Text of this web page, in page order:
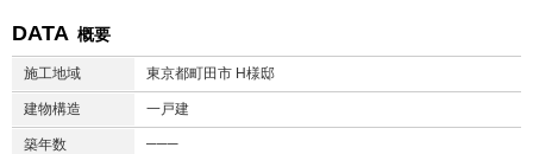
DATA 概要
施工地域 東京都町田市 H様邸
建物構造 一戸建
築年数 ───